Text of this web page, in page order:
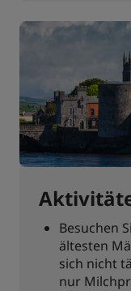
Besuchen
ältesten
sich nicht
nur